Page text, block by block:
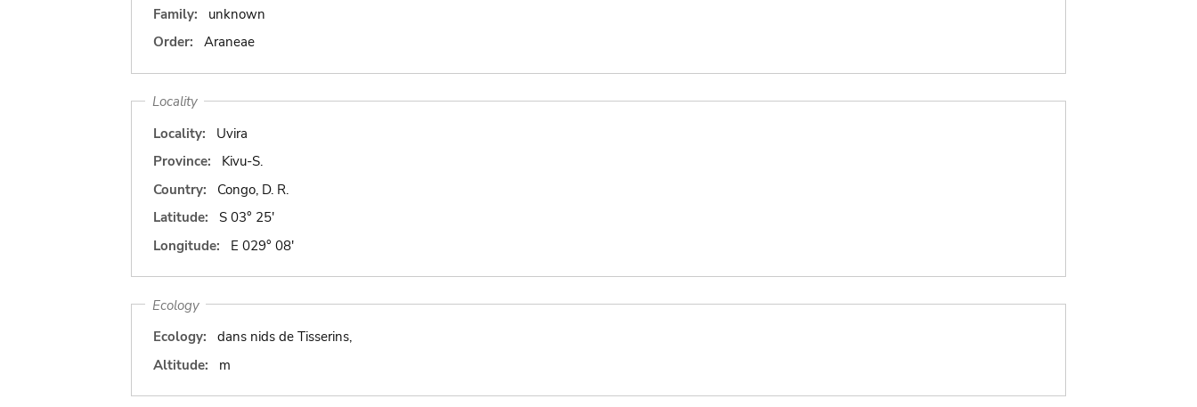
Family:
unknown
Order:
Araneae
Locality
Locality:
Uvira
Province:
Kivu-S.
Country:
Congo, D. R.
Latitude:
S 03° 25'
Longitude:
E 029° 08'
Ecology
Ecology:
dans nids de Tisserins,
Altitude:
m